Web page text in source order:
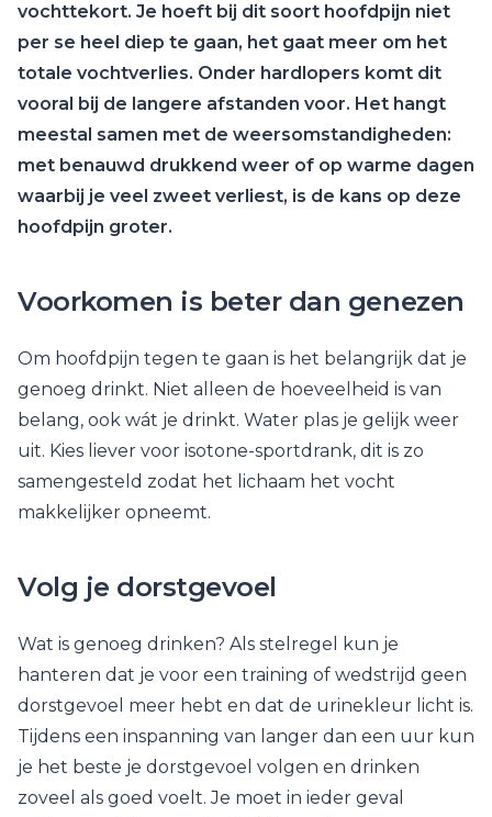
vochttekort. Je hoeft bij dit soort hoofdpijn niet
per se heel diep te gaan, het gaat meer om het
totale vochtverlies. Onder hardlopers komt dit
vooral bij de langere afstanden voor. Het hangt
meestal samen met de weersomstandigheden:
met benauwd drukkend weer of op warme dagen
waarbij je veel zweet verliest, is de kans op deze
hoofdpijn groter.
Voorkomen is beter dan genezen
Om hoofdpijn tegen te gaan is het belangrijk dat je
genoeg drinkt. Niet alleen de hoeveelheid is van
belang, ook wát je drinkt. Water plas je gelijk weer
uit. Kies liever voor isotone-sportdrank, dit is zo
samengesteld zodat het lichaam het vocht
makkelijker opneemt.
Volg je dorstgevoel
Wat is genoeg drinken? Als stelregel kun je
hanteren dat je voor een training of wedstrijd geen
dorstgevoel meer hebt en dat de urinekleur licht is.
Tijdens een inspanning van langer dan een uur kun
je het beste je dorstgevoel volgen en drinken
zoveel als goed voelt. Je moet in ieder geval